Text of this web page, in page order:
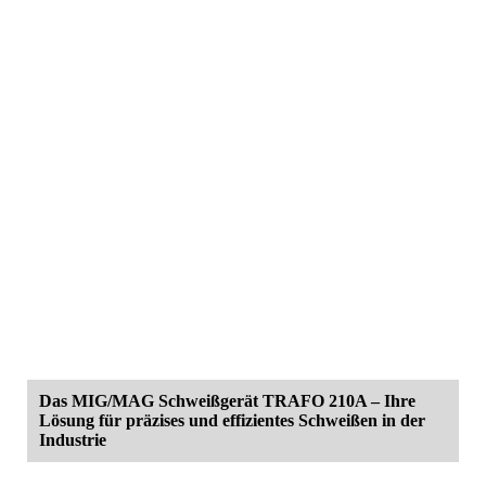
Das MIG/MAG Schweißgerät TRAFO 210A – Ihre
Lösung für präzises und effizientes Schweißen in der
Industrie